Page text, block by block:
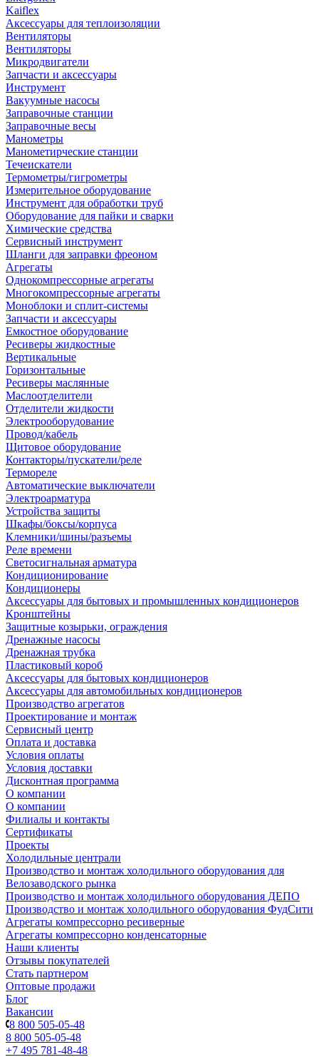
Kaiflex
Аксессуары для теплоизоляции
Вентиляторы
Вентиляторы
Микродвигатели
Запчасти и аксессуары
Инструмент
Вакуумные насосы
Заправочные станции
Заправочные весы
Манометры
Манометирческие станции
Течеискатели
Термометры/гигрометры
Измерительное оборудование
Инструмент для обработки труб
Оборудование для пайки и сварки
Химические средства
Сервисный инструмент
Шланги для заправки фреоном
Агрегаты
Однокомпрессорные агрегаты
Многокомпрессорные агрегаты
Моноблоки и сплит-системы
Запчасти и аксессуары
Емкостное оборудование
Ресиверы жидкостные
Вертикальные
Горизонтальные
Ресиверы маслянные
Маслоотделители
Отделители жидкости
Электрооборудование
Провод/кабель
Щитовое оборудование
Контакторы/пускатели/реле
Термореле
Автоматические выключатели
Электроарматура
Устройства защиты
Шкафы/боксы/корпуса
Клемники/шины/разъемы
Реле времени
Светосигнальная арматура
Кондиционирование
Кондиционеры
Аксессуары для бытовых и промышленных кондиционеров
Кронштейны
Защитные козырьки, ограждения
Дренажные насосы
Дренажная трубка
Пластиковый короб
Аксессуары для бытовых кондиционеров
Аксессуары для автомобильных кондиционеров
Производство агрегатов
Проектирование и монтаж
Сервисный центр
Оплата и доставка
Условия оплаты
Условия доставки
Дисконтная программа
О компании
О компании
Филиалы и контакты
Сертификаты
Проекты
Холодильные централи
Производство и монтаж холодильного оборудования для
Велозаводского рынка
Производство и монтаж холодильного оборудования ДЕПО
Производство и монтаж холодильного оборудования ФудСити
Агрегаты компрессорно ресиверные
Агрегаты компрессорно конденсаторные
Наши клиенты
Отзывы покупателей
Стать партнером
Оптовые продажи
Блог
Вакансии
8 800 505-05-48
8 800 505-05-48
+7 495 781-48-48